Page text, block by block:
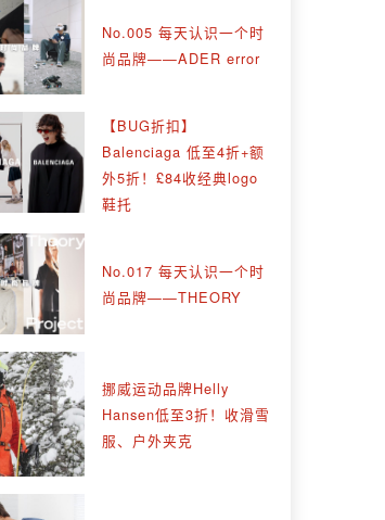
No.005 每天认识一个时
尚品牌——ADER error
【BUG折扣】
Balenciaga 低至4折+额
外5折！£84收经典logo
鞋托
No.017 每天认识一个时
尚品牌——THEORY
挪威运动品牌Helly
Hansen低至3折！收滑雪
服、户外夹克